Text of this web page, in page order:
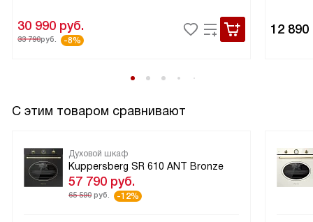
30 990 руб.
33 790руб. -8%
12 890
С этим товаром сравнивают
Духовой шкаф
Kuppersberg SR 610 ANT Bronze
57 790 руб.
65 590 руб. -12%